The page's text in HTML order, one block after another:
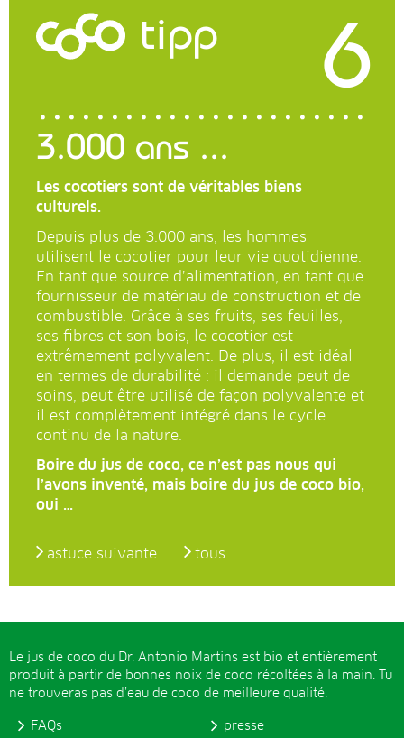
tipp 6
3.000 ans ...
Les cocotiers sont de véritables biens
culturels.
Depuis plus de 3.000 ans, les hommes
utilisent le cocotier pour leur vie quotidienne.
En tant que source d’alimentation, en tant que
fournisseur de matériau de construction et de
combustible. Grâce à ses fruits, ses feuilles,
ses fibres et son bois, le cocotier est
extrêmement polyvalent. De plus, il est idéal
en termes de durabilité : il demande peut de
soins, peut être utilisé de façon polyvalente et
il est complètement intégré dans le cycle
continu de la nature.
Boire du jus de coco, ce n’est pas nous qui
l’avons inventé, mais boire du jus de coco bio,
oui …
astuce suivante tous
Le jus de coco du Dr. Antonio Martins est bio et entièrement
produit à partir de bonnes noix de coco récoltées à la main. Tu
ne trouveras pas d’eau de coco de meilleure qualité.
FAQs presse